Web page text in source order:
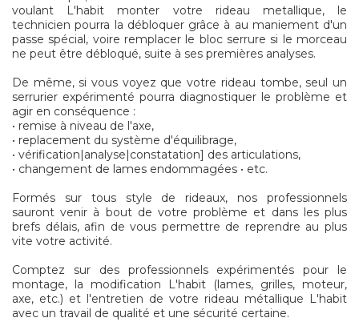
voulant L'habit monter votre rideau metallique, le
technicien pourra la débloquer grâce à au maniement d'un
passe spécial, voire remplacer le bloc serrure si le morceau
ne peut être débloqué, suite à ses premières analyses.
De même, si vous voyez que votre rideau tombe, seul un
serrurier expérimenté pourra diagnostiquer le problème et
agir en conséquence :
• remise à niveau de l'axe,
• replacement du système d'équilibrage,
• vérification|analyse|constatation] des articulations,
• changement de lames endommagées • etc.
Formés sur tous style de rideaux, nos professionnels
sauront venir à bout de votre problème et dans les plus
brefs délais, afin de vous permettre de reprendre au plus
vite votre activité.
Comptez sur des professionnels expérimentés pour le
montage, la modification L'habit (lames, grilles, moteur,
axe, etc.) et l'entretien de votre rideau métallique L'habit
avec un travail de qualité et une sécurité certaine.